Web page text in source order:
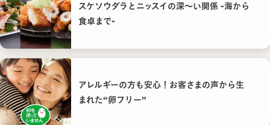
スケソウダラとニッスイの深〜い関係 -海から
食卓まで-
アレルギーの方も安心！お客さまの声から生
まれた“卵フリー”